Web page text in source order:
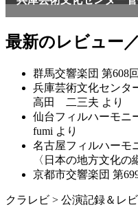
最新のレビュー
群馬交響楽団 第608
兵庫芸術文化センタ
高田 二三夫 より
仙台フィルハーモニ
fumi より
名古屋フィルハーモ
〈日本の地方文化の
京都市交響楽団 第
クラレビ > 公演記録＆レ